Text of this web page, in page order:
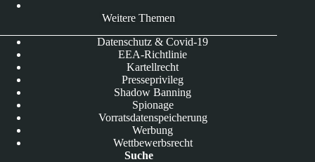
Weitere Themen
Datenschutz & Covid-19
EEA-Richtlinie
Kartellrecht
Presseprivileg
Shadow Banning
Spionage
Vorratsdatenspeicherung
Werbung
Wettbewerbsrecht
Suche